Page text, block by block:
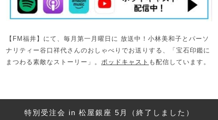
【FM福井】にて、毎月第一月曜日に 放送中！小林美和子とパーソ
ナリティー谷口祥代さんのおしゃべりでお送りする、「宝石印鑑に
まつわる素敵なストーリー」。 ポッドキャスト も配信しています。
特別受注会 in 松屋銀座 5月（終了しました）